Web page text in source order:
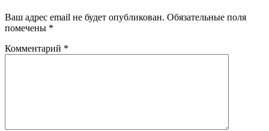
Ваш адрес email не будет опубликован. Обязательные поля
помечены *
Комментарий *